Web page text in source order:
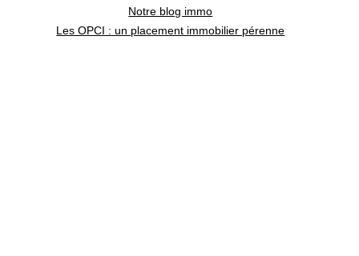
Notre blog immo
Les OPCI : un placement immobilier pérenne